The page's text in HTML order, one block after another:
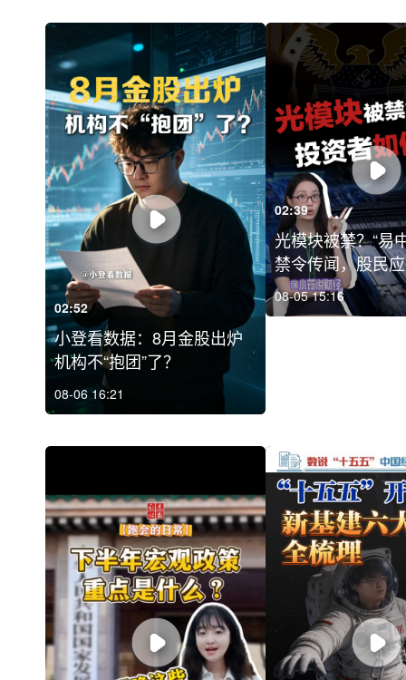
02:52
小登看数据：8月金股出炉
机构不“抱团”了？
08-06 16:21
02:39
光模块被禁？“易
禁令传闻，股民
08-05 15:16